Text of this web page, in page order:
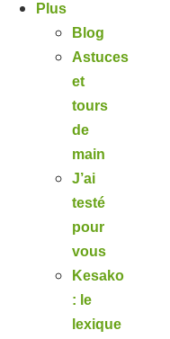
Plus
Blog
Astuces
et
tours
de
main
J’ai
testé
pour
vous
Kesako
: le
lexique